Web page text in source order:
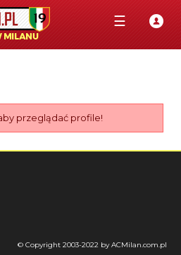
☰
przeglądać profile!
© Copyright 2003-2022 by ACMilan.com.pl